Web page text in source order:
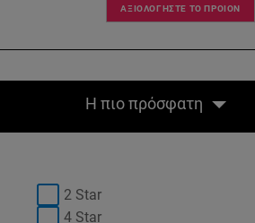
ΑΞΙΟΛΟΓΗΣΤΕ ΤΟ ΠΡΟΙΟΝ
Η πιο πρόσφατη
2 Star
4 Star